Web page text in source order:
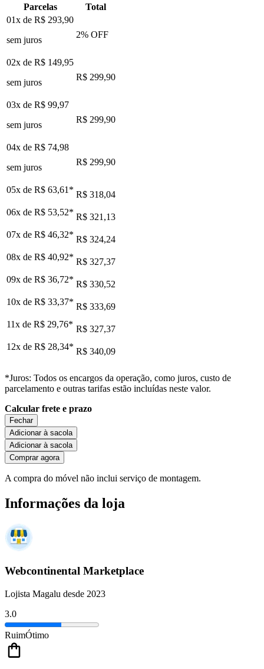
Parcelas
Total
01x de R$ 293,90
sem juros
2% OFF
02x de R$ 149,95
sem juros
R$ 299,90
03x de R$ 99,97
sem juros
R$ 299,90
04x de R$ 74,98
sem juros
R$ 299,90
05x de R$ 63,61 * R$ 318,04
06x de R$ 53,52* R$ 321,13
07x de R$ 46,32* R$ 324,24
08x de R$ 40,92* R$ 327,37
09x de R$ 36,72* R$ 330,52
10x de R$ 33,37* R$ 333,69
11x de R$ 29,76* R$ 327,37
12x de R$ 28,34* R$ 340,09
*Juros: Todos os encargos da operação, como juros, custo de
parcelamento e outras tarifas estão incluídas neste valor.
Calcular frete e prazo
Fechar
Adicionar à sacola
Adicionar à sacola
Comprar agora
A compra do móvel não inclui serviço de montagem.
Informações da loja
Webcontinental Marketplace
Lojista Magalu desde 2023
3.0
RuimÓtimo